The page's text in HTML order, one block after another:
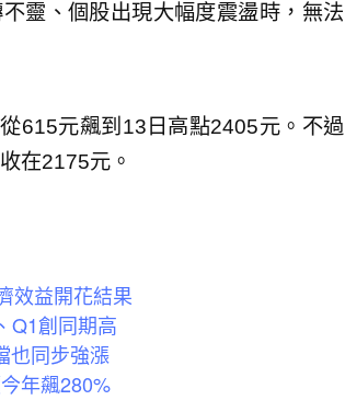
靈、個股出現大幅度震盪時，無法
615元飆到13日高點2405元。不過
在2175元。
效益開花結果
Q1創同期高
也同步強漲
年飆280%